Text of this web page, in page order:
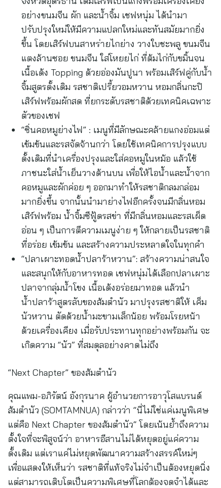
อย่างขนมจีน ผัก และน้ำจิ้ม เชฟหนุ่ม ได้นำมา
ปรับปรุงใหม่ให้มีความแปลกใหม่และทันสมัยมากยิ่ง
ขึ้น โดยเสิร์ฟบนสาหร่ายไกย่าง วางใบชะพลู ขนมจีน
แตงล้านซอย ขนมจีน ใส่โหยยไก่ ที่ต้มไก่กับขมิ้นจน
เนื้อเด้ง Topping ด้วยอ่องมันปูนา พร้อมเสิร์ฟคู่กับน้ำ
จิ้มสูตรดั้งเดิม รสชาติเปรี้ยวอมหวาน หอมกลิ่นกะปิ
เสิร์ฟพร้อมผักสด ที่ยกระดับรสชาติด้วยเทคนิคเฉพาะ
ตัวของเชฟ
“ซิ่นคอหมูย่างไฟ” : เมนูที่มีลักษณะคล้ายแกงอ่อมแต่
เข้มข้นและรสจัดจ้านกว่า โดยใช้เทคนิคการปรุงแบบ
ดั้งเดิมที่นำเครื่องปรุงและใส่คอหมูในหม้อ แล้วใช้
ภาชนะใส่น้ำเย็นวางด้านบน เพื่อให้ไอน้ำและน้ำจาก
คอหมูและผักค่อย ๆ ออกมาทำให้รสชาติกลมกล่อม
มากยิ่งขึ้น จากนั้นนำมาย่างไฟอีกครั้งจนมีกลิ่นหอม
เสิร์ฟพร้อม น้ำจิ้มซีฟู้ดรสข่า ที่มีกลิ่นหอมและรสเผ็ด
อ่อน ๆ เป็นการตีความเมนูง่าย ๆ ให้กลายเป็นรสชาติ
ที่อร่อย เข้มข้น และสร้างความประหลาดใจในทุกคำ
“ปลาเผาะทอดน้ำปลาร้าหวาน”: สร้างความน่าสนใจ
และสนุกให้กับอาหารทอด เชฟหนุ่มได้เลือกปลาเผาะ
ปลาจากลุ่มน้ำโขง เนื้อเด้งอร่อยมาทอด แล้วนำ
น้ำปลาร้าสูตรลับของส้มตำนัว มาปรุงรสชาติให้ เค็ม
นัวหวาน ตัดด้วยน้ำมะขามเล็กน้อย พร้อมโรยหน้า
ด้วยเครื่องเคียง เมื่อรับประทานทุกอย่างพร้อมกัน จะ
เกิดความ “นัว” ที่สมดุลอย่างคาดไม่ถึง
“Next Chapter” ของส้มตำนัว
คุณแพม-อภิรัตน์ อังกุรนาค ผู้อำนวยการอาวุโสแบรนด์
ส้มตำนัว (SOMTAMNUA) กล่าวว่า “นี่ไม่ใช่แค่เมนูพิเศษ
แต่คือ Next Chapter ของส้มตำนัว” โดยเน้นย้ำถึงความ
ตั้งใจที่จะพิสูจน์ว่า อาหารอีสานไม่ได้หยุดอยู่แค่ความ
ดั้งเดิม แต่เราแค่ไม่หยุดพัฒนาความสร้างสรรค์ใหม่ๆ
เพื่อแสดงให้เห็นว่า รสชาติที่แท้จริงไม่จำเป็นต้องหยุดนิ่ง
แต่สามารถเติบโตเป็นความพิเศษที่โลกต้องจดจำได้และ